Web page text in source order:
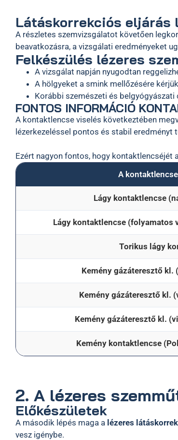
Látáskorrekciós eljárás
A részletes szemvizsgálatot követően
beavatkozásra, a vizsgálati eredményeket
Felkészülés lézeres
A vizsgálat napján nyugodtan
A hölgyeket a smink mellőzésére
Korábbi szemészeti és
FONTOS INFORMÁCIÓ
A kontaktlencse viselés következtében
lézerkezeléssel pontos és stabil eredményt
Ezért nagyon fontos, hogy kontaktlencséjét
A
Lágy kontaktlencse
Lágy kontaktlencse (folyamatos
Torikus lágy
Kemény gázáteresztő kl.
Kemény gázáteresztő kl.
Kemény gázáteresztő kl.
Kemény kontaktlencse
2. A lézeres
Előkészületek
A második lépés maga a lézeres
vesz igénybe.